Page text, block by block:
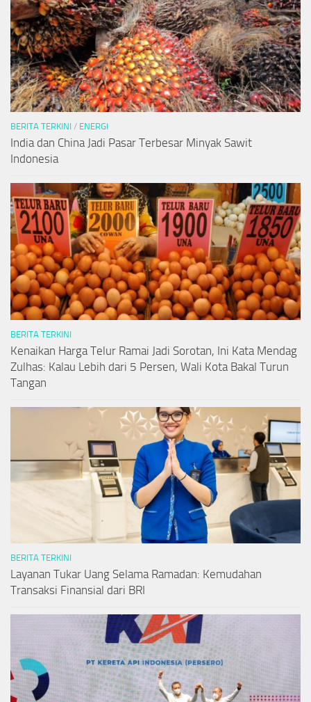
BERITA TERKINI / ENERGI
India dan China Jadi Pasar Terbesar Minyak Sawit
Indonesia
BERITA TERKINI
Kenaikan Harga Telur Ramai Jadi Sorotan, Ini Kata Mendag
Zulhas: Kalau Lebih dari 5 Persen, Wali Kota Bakal Turun
Tangan
BERITA TERKINI
Layanan Tukar Uang Selama Ramadan: Kemudahan
Transaksi Finansial dari BRI